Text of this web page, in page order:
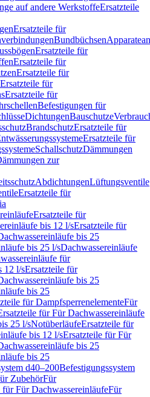
auf andere WerkstoffeErsatzteile
Ersatzteile für
Bundbüchsen
Ersatzteile für
Ersatzteile für
Ersatzteile für
Ersatzteile für
Ersatzteile für
Befestigungen für
DichtungenBauschutze
BrandschutzErsatzteile für
Ersatzteile für
SchallschutzDämmungen
zur
AbdichtungenLüftungsventile
Ersatzteile für
Ersatzteile für
bis 12 l/sErsatzteile für
bis 25
bis 25 l/sDachwassereinläufe
für
12 l/sErsatzteile für
bis 25
bis 25
für DampfsperrenelementeFür
für Für Dachwassereinläufe
25 l/sNotüberläufeErsatzteile für
bis 12 l/sErsatzteile für Für
bis 25
bis 25
d40–200Befestigungssystem
ZubehörFür
für Für DachwassereinläufeFür